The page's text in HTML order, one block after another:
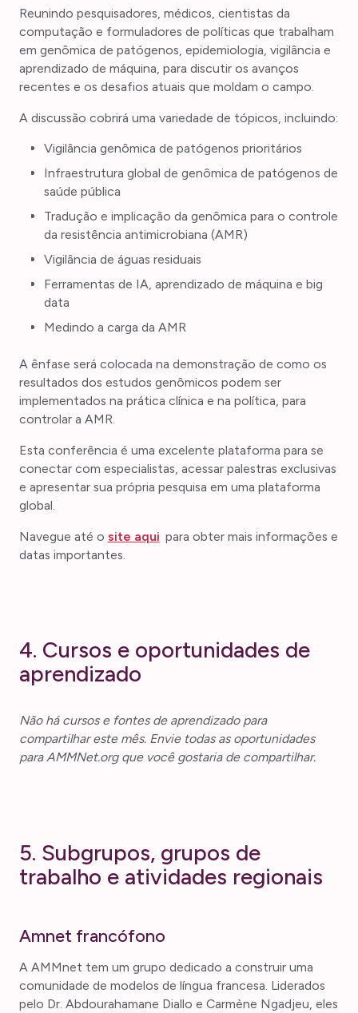
Reunindo pesquisadores, médicos, cientistas da
computação e formuladores de políticas que trabalham
em genômica de patógenos, epidemiologia, vigilância e
aprendizado de máquina, para discutir os avanços
recentes e os desafios atuais que moldam o campo.
A discussão cobrirá uma variedade de tópicos, incluindo:
Vigilância genômica de patógenos prioritários
Infraestrutura global de genômica de patógenos de
saúde pública
Tradução e implicação da genômica para o controle
da resistência antimicrobiana (AMR)
Vigilância de águas residuais
Ferramentas de IA, aprendizado de máquina e big
data
Medindo a carga da AMR
A ênfase será colocada na demonstração de como os
resultados dos estudos genômicos podem ser
implementados na prática clínica e na política, para
controlar a AMR.
Esta conferência é uma excelente plataforma para se
conectar com especialistas, acessar palestras exclusivas
e apresentar sua própria pesquisa em uma plataforma
global.
Navegue até o site aqui para obter mais informações e
datas importantes.
4. Cursos e oportunidades de
aprendizado
Não há cursos e fontes de aprendizado para
compartilhar este mês. Envie todas as oportunidades
para AMMNet.org que você gostaria de compartilhar.
5. Subgrupos, grupos de
trabalho e atividades regionais
Amnet francófono
A AMMnet tem um grupo dedicado a construir uma
comunidade de modelos de língua francesa. Liderados
pelo Dr. Abdourahamane Diallo e Carmène Ngadjeu, eles